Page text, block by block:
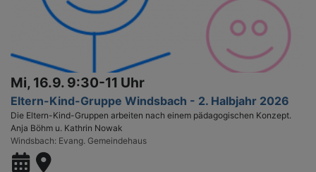
Mi, 16.9. 9:30-11 Uhr
Eltern-Kind-Gruppe Windsbach - 2. Halbjahr 2026
Die Eltern-Kind-Gruppen arbeiten nach einem pädagogischen Konzept.
Anja Böhm u. Kathrin Nowak
Windsbach Evang. Gemeindehaus